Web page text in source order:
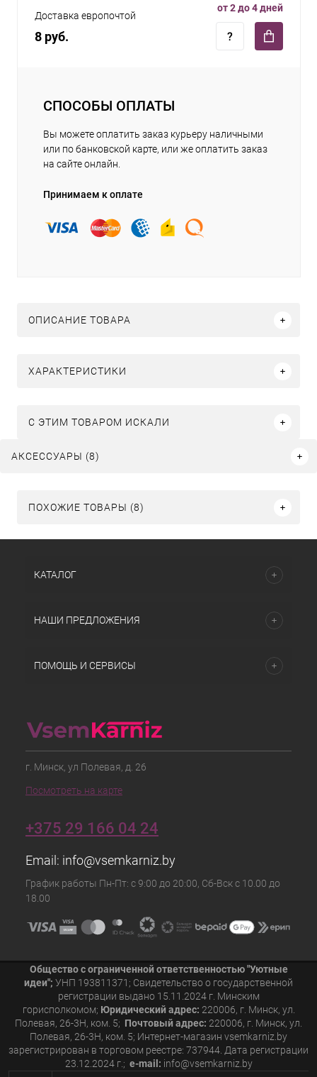
Доставка европочтой
8 руб.
от 2 до 4 дней
СПОСОБЫ ОПЛАТЫ
Вы можете оплатить заказ курьеру наличными
или по банковской карте, или же оплатить заказ
на сайте онлайн.
Принимаем к оплате
ОПИСАНИЕ ТОВАРА
ХАРАКТЕРИСТИКИ
C ЭТИМ ТОВАРОМ ИСКАЛИ
АКСЕССУАРЫ (8)
ПОХОЖИЕ ТОВАРЫ (8)
КАТАЛОГ
НАШИ ПРЕДЛОЖЕНИЯ
ПОМОЩЬ И СЕРВИСЫ
г. Минск, ул Полевая, д. 26
Посмотреть на карте
+375 29 166 04 24
Email: info@vsemkarniz.by
График работы Пн-Пт: с 9:00 до 20:00, Сб-Вск с 10.00 до
18.00
Общество с ограниченной ответственностью "Уютные
идеи"; УНП 193811371; Свидетельство о государственной
регистрации выдано 15.11.2024 г. Минским
горисполкомом; Юридический адрес: 220006, г. Минск, ул.
Полевая, 26-3Н, ком. 5; Почтовый адрес: 220006, г. Минск, ул.
Полевая, 26-3Н, ком. 5; Интернет-магазин vsemkarniz.by
зарегистрирован в торговом реестре: 737944. Дата регистрации
23.12.2024 г.; e-mail: info@vsemkarniz.by